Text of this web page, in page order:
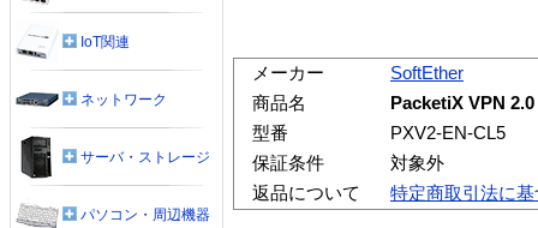
メーカー
SoftEther
商品名
PacketiX VPN
型番
PXV2-EN-CL5
保証条件
対象外
返品について
特定商取引法に
IoT関連
ネットワーク
サーバ・ストレージ
パソコン・周辺機器